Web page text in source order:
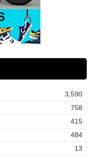
3,590
758
415
484
13